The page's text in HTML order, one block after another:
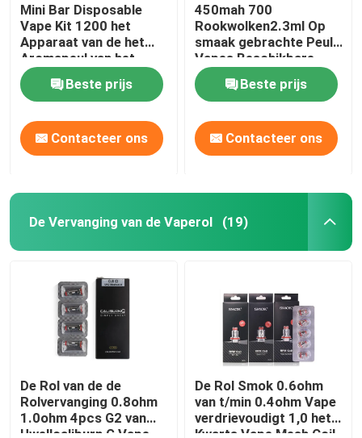
Mini Bar Disposable
Vape Kit 1200 het
Apparaat van de het
Aromapeul van het
Rookwolken650mah
4ml FruitBeste prijs
Contacteer ons
450mah 700
Rookwolken2.3ml Op
smaak gebrachte Peul
Vapes Beschikbare
Yuoto Mini Box
Beste prijs
Contacteer ons
De Vervanging van de Vaperol (19)
De Rol van de de
Rolvervanging 0.8ohm
1.0ohm 4pcs G2 van
Uwellcaliburn G Vape
De Rol Smok 0.6ohm
van t/min 0.4ohm Vape
verdrievoudigt 1,0 het
Kwarts Vape Mesh Coil